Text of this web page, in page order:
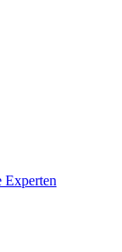
Experten